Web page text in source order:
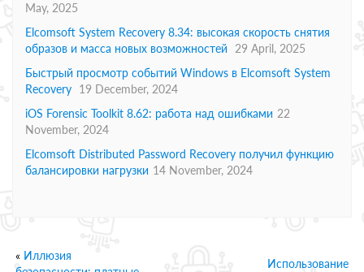
May, 2025
Elcomsoft System Recovery 8.34: высокая скорость снятия
образов и масса новых возможностей
29 April, 2025
Быстрый просмотр событий Windows в Elcomsoft System
Recovery 19 December, 2024
iOS Forensic Toolkit 8.62: работа над ошибками 22
November, 2024
Elcomsoft Distributed Password Recovery получил функцию
балансировки нагрузки 14 November, 2024
« Иллюзия
Использование